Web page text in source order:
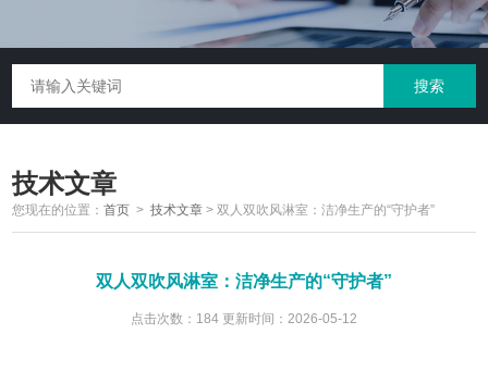
技术文章
您现在的位置：首页 >技术文章 >双人双吹风淋室：洁净生产的“守护者”
双人双吹风淋室：洁净生产的“守护者”
点击次数：184 更新时间：2026-05-12